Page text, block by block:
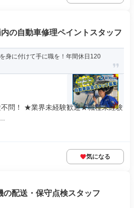
の自動車修理ペイントスタッフ
身に付けて手に職を！年間休日120
不問！ ★業界未経験歓迎★職種未経験
気になる
の配送・保守点検スタッフ